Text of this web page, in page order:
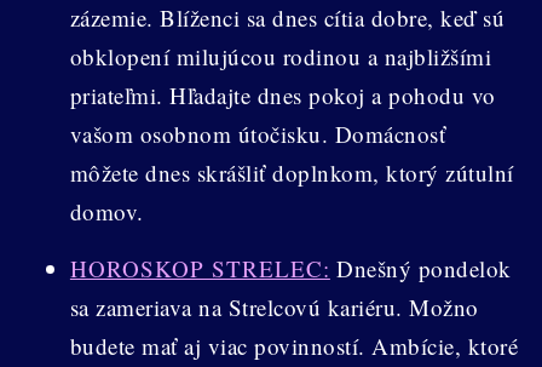
zázemie. Blíženci sa dnes cítia dobre, keď sú
obklopení milujúcou rodinou a najbližšími
priateľmi. Hľadajte dnes pokoj a pohodu vo
vašom osobnom útočisku. Domácnosť
môžete dnes skrášliť doplnkom, ktorý zútulní
domov.
HOROSKOP STRELEC: Dnešný pondelok
sa zameriava na Strelcovú kariéru. Možno
budete mať aj viac povinností. Ambície, ktoré